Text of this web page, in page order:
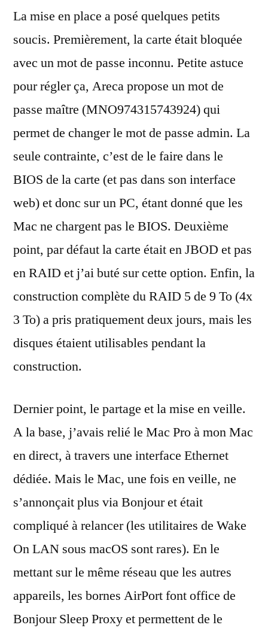
La mise en place a posé quelques petits
soucis. Premièrement, la carte était bloquée
avec un mot de passe inconnu. Petite astuce
pour régler ça, Areca propose un mot de
passe maître (MNO974315743924) qui
permet de changer le mot de passe admin. La
seule contrainte, c’est de le faire dans le
BIOS de la carte (et pas dans son interface
web) et donc sur un PC, étant donné que les
Mac ne chargent pas le BIOS. Deuxième
point, par défaut la carte était en JBOD et pas
en RAID et j’ai buté sur cette option. Enfin, la
construction complète du RAID 5 de 9 To (4x
3 To) a pris pratiquement deux jours, mais les
disques étaient utilisables pendant la
construction.
Dernier point, le partage et la mise en veille.
A la base, j’avais relié le Mac Pro à mon Mac
en direct, à travers une interface Ethernet
dédiée. Mais le Mac, une fois en veille, ne
s’annonçait plus via Bonjour et était
compliqué à relancer (les utilitaires de Wake
On LAN sous macOS sont rares). En le
mettant sur le même réseau que les autres
appareils, les bornes AirPort font office de
Bonjour Sleep Proxy et permettent de le